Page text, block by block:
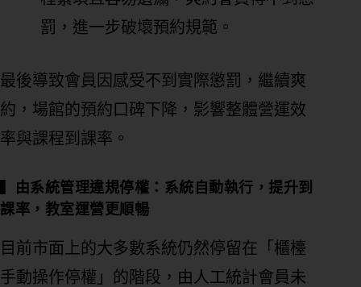
罰，進一步破壞預約規範。
最後導致會員因感受不到實際懲罰，繼續爽
約，場館的預約口碑下降，影響整體營運效
率與課程到課率。
由系統管理違規停權：系統自動執行，提升到
課率，教室運營更順暢
目前市面上的大多數系統仍然停留在「櫃檯
手動操作停權」的階段，由人工統計會員未